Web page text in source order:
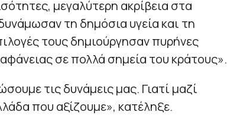
μεγαλύτερη ακρίβεια στα
τη δημόσια υγεία και τη
τους δημιούργησαν πυρήνες
σε πολλά σημεία του κράτους».
τις δυνάμεις μας. Γιατί μαζί
που αξίζουμε», κατέληξε.